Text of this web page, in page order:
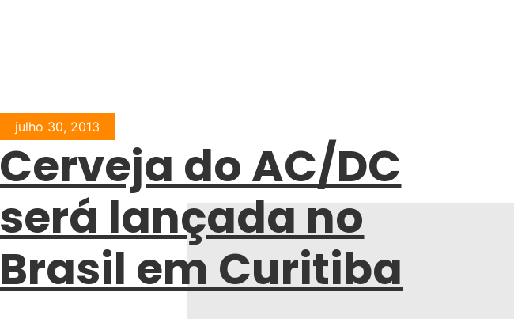
julho 30, 2013
Cerveja do AC/DC
será lançada no
Brasil em Curitiba